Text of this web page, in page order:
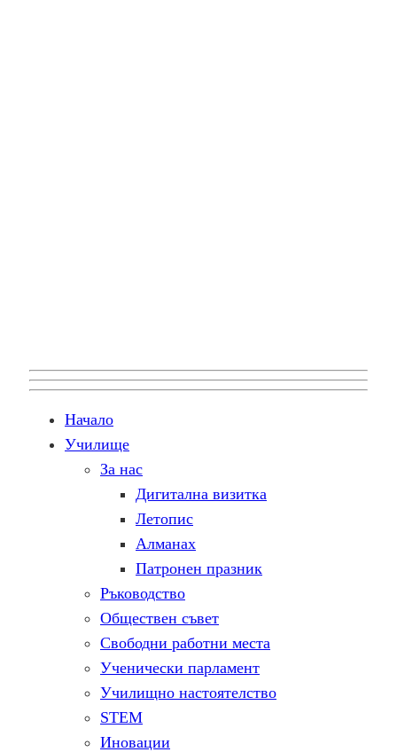
Начало
Училище
За нас
Дигитална визитка
Летопис
Алманах
Патронен празник
Ръководство
Обществен съвет
Свободни работни места
Ученически парламент
Училищно настоятелство
STEM
Иновации